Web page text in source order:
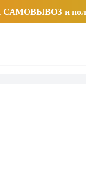
САМОВЫВОЗ и